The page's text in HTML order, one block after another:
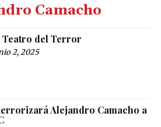
Camacho
Teatro del Terror
2, 2025
Alejandro Camacho a